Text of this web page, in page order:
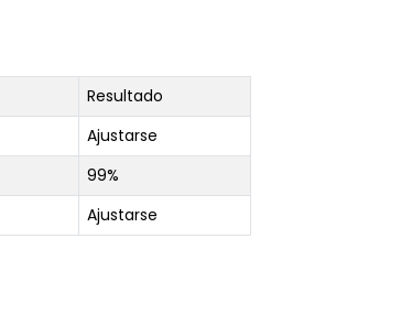
Resultado
Ajustarse
99%
Ajustarse